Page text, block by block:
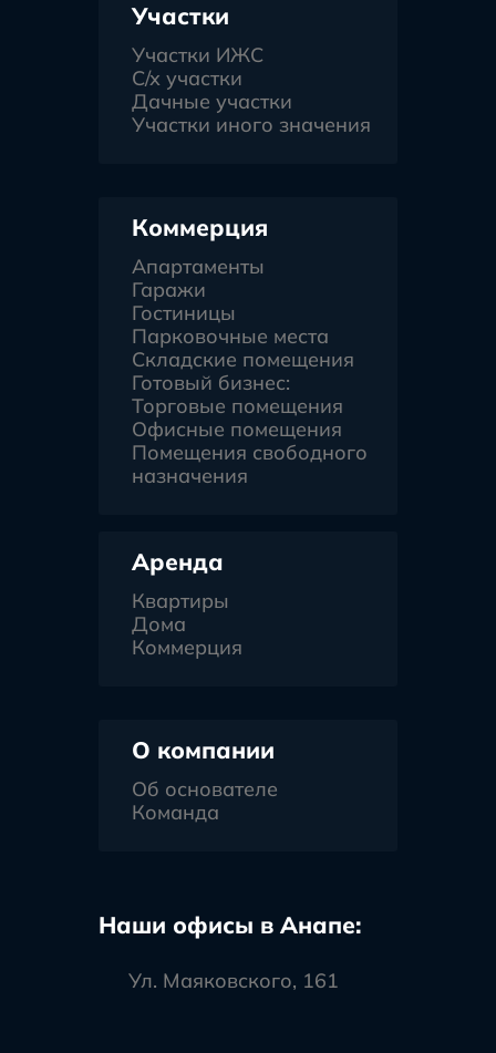
Участки
Участки ИЖС
С/х участки
Дачные участки
Участки иного значения
Коммерция
Апартаменты
Гаражи
Гостиницы
Парковочные места
Складские помещения
Готовый бизнес:
Торговые помещения
Офисные помещения
Помещения свободного
назначения
Аренда
Квартиры
Дома
Коммерция
О компании
Об основателе
Команда
Наши офисы в Анапе:
Ул. Маяковского, 161